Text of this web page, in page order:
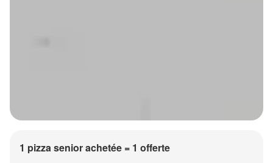
1 pizza senior achetée = 1 offerte